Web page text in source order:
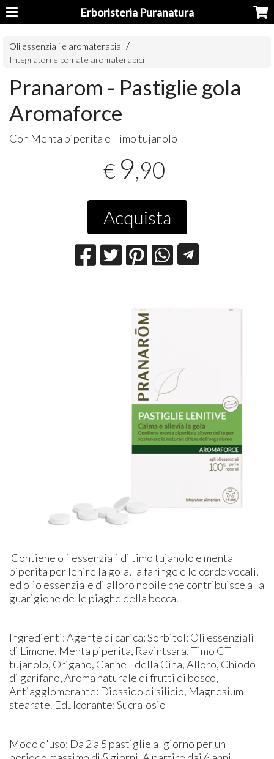
Erboristeria Puranatura
Oli essenziali e aromaterapia
Integratori e pomate aromaterapici
Pranarom - Pastiglie gola
Aromaforce
Con Menta piperita e Timo tujanolo
€ 9,90
Acquista
Contiene oli essenziali di timo tujanolo e menta
piperita per lenire la gola, la faringe e le corde vocali,
ed olio essenziale di alloro nobile che contribuisce alla
guarigione delle piaghe della bocca.
Ingredienti: Agente di carica: Sorbitol; Oli essenziali
di Limone, Menta piperita, Ravintsara, Timo CT
tujanolo, Origano, Cannell della Cina, Alloro, Chiodo
di garifano, Aroma naturale di frutti di bosco,
Antiagglomerante: Diossido di silicio, Magnesium
stearate. Edulcorante: Sucralosio
Modo d'uso: Da 2 a 5 pastiglie al giorno per un